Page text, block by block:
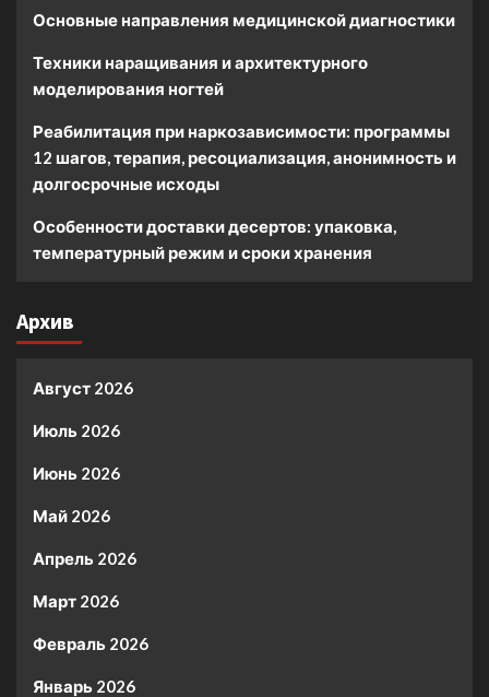
Основные направления медицинской диагностики
Техники наращивания и архитектурного
моделирования ногтей
Реабилитация при наркозависимости: программы
12 шагов, терапия, ресоциализация, анонимность и
долгосрочные исходы
Особенности доставки десертов: упаковка,
температурный режим и сроки хранения
Архив
Август 2026
Июль 2026
Июнь 2026
Май 2026
Апрель 2026
Март 2026
Февраль 2026
Январь 2026